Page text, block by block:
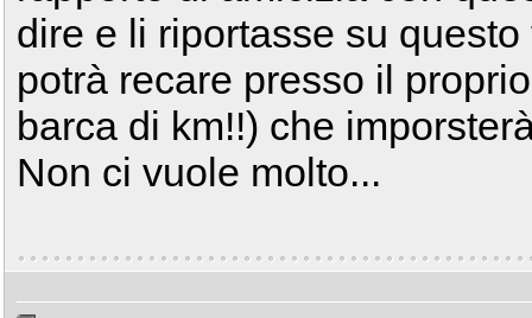
dire e li riportasse su
potrà recare presso il
barca di km!!) che
Non ci vuole molto...